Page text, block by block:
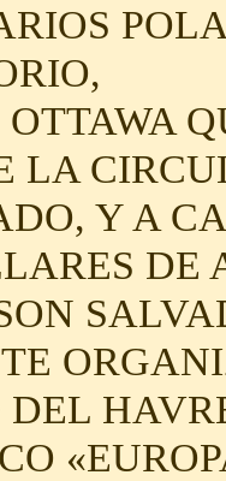
LA
Y A
DE
DEL